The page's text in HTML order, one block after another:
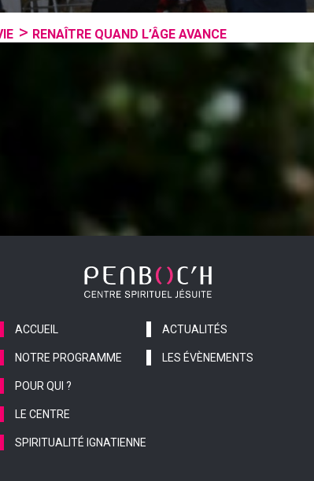
RENAÎTRE QUAND L’ÂGE AVANCE
ACCUEIL
NOTRE PROGRAMME
POUR QUI ?
LE CENTRE
SPIRITUALITÉ IGNATIENNE
ACTUALITÉS
LES ÉVÈNEMENTS